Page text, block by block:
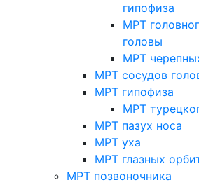
гипофиза
МРТ
головы
МРТ
МРТ сосудов
МРТ гипофиза
МРТ
МРТ пазух носа
МРТ уха
МРТ глазных
МРТ позвоночника